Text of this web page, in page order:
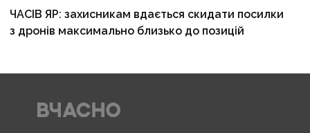
ЧАСІВ ЯР: захисникам вдається скидати посилки
з дронів максимально близько до позицій